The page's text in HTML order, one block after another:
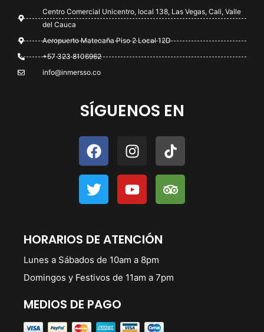
Centro Comercial Unicentro, local 138, Las Vegas, Cali, Valle
del Cauca
Aeropuerto Matecaña Piso 2 Local 12D
+57 323 8106962
info@inmersso.co
SÍGUENOS EN
HORARIOS DE ATENCIÓN
Lunes a Sábados de 10am a 8pm
Domingos y Festivos de 11am a 7pm
MEDIOS DE PAGO